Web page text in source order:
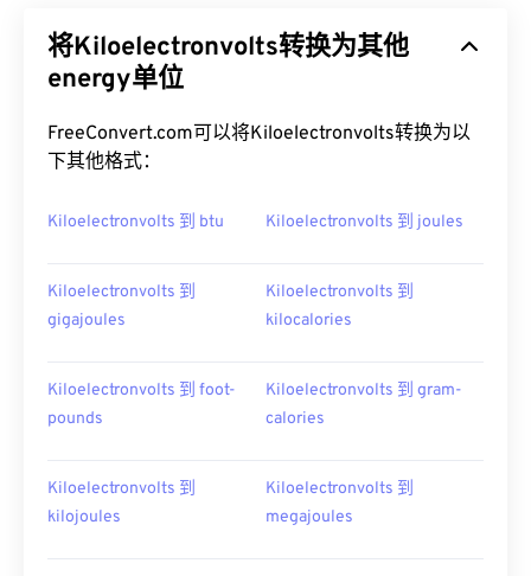
将Kiloelectronvolts转换为其他
energy单位
FreeConvert.com可以将Kiloelectronvolts转换为以
下其他格式：
Kiloelectronvolts 到 btu Kiloelectronvolts 到 joules
Kiloelectronvolts 到
gigajoules
Kiloelectronvolts 到
kilocalories
Kiloelectronvolts 到 foot-
pounds
Kiloelectronvolts 到 gram-
calories
Kiloelectronvolts 到
kilojoules
Kiloelectronvolts 到
megajoules